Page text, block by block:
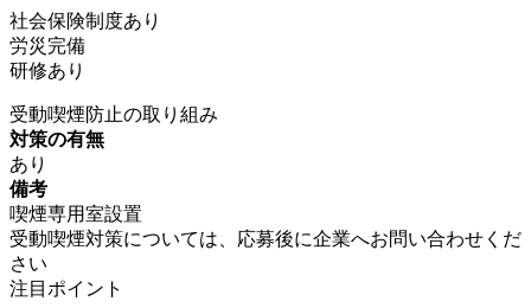
社会保険制度あり
労災完備
研修あり
受動喫煙防止の取り組み
対策の有無
あり
備考
喫煙専用室設置
受動喫煙対策については、応募後に企業へお問い合わせくだ
さい
注目ポイント